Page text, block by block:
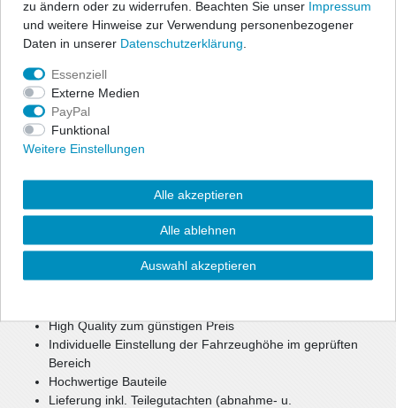
Technische Daten
ap Gewindefahrwerke bieten dem sportlich ambitionierten Fahrer
die Möglichkeit, seine individuell gewünschte Tieferlegung
millimetergenau einzustellen. Das Fahrwerk bietet sportliches
Durch die Verstellung eines Aluminium Federtellers haben Sie die
Möglichkeit, Ihre Fahrzeughöhe im geprüften Bereich individuell
Die parallele Abstimmung aus Sportlichkeit, Komfort und
High Quality zum günstigen Preis
Individuelle Einstellung der Fahrzeughöhe im geprüften
Bereich
Hochwertige Bauteile
Lieferung inkl. Teilegutachten (abnahme- u.
zu ändern oder zu widerrufen. Beachten Sie unser Impressum
und weitere Hinweise zur Verwendung personenbezogener
Daten in unserer Daten­schutz­erklärung
Essenziell
Externe Medien
PayPal
Funktional
Weitere Einstellungen
Alle akzeptieren
Alle ablehnen
Auswahl akzeptieren